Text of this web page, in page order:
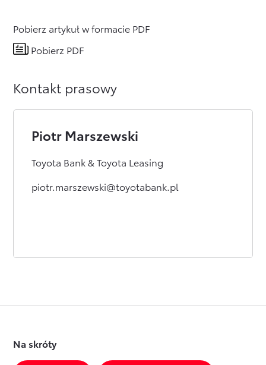
Pobierz artykuł w formacie PDF
Pobierz PDF
Kontakt prasowy
Piotr Marszewski
Toyota Bank & Toyota Leasing
piotr.marszewski@toyotabank.pl
Na skróty